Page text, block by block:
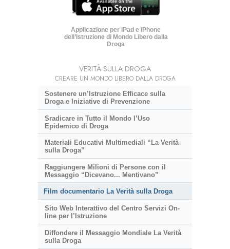
Applicazione per iPad e iPhone
dell’Istruzione di Mondo Libero dalla
Droga
VERITÀ SULLA DROGA
CREARE UN MONDO LIBERO DALLA DROGA
Sostenere un’Istruzione Efficace sulla
Droga e Iniziative di Prevenzione
Sradicare in Tutto il Mondo l’Uso
Epidemico di Droga
Materiali Educativi Multimediali “La Verità
sulla Droga”
Raggiungere Milioni di Persone con il
Messaggio “Dicevano... Mentivano”
Film documentario La Verità sulla Droga
Sito Web Interattivo del Centro Servizi On-
line per l’Istruzione
Diffondere il Messaggio Mondiale La Verità
sulla Droga